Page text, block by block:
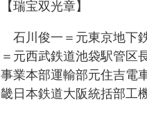
【瑞宝双光章】
石川俊一＝元東京地下
＝元西武鉄道池袋駅管
事業本部運輸部元住吉電
畿日本鉄道大阪統括部工